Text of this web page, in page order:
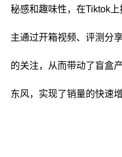
秘感和趣味性，在Tiktok
主通过开箱视频、评测分
的关注，从而带动了盲盒
东风，实现了销量的快速增